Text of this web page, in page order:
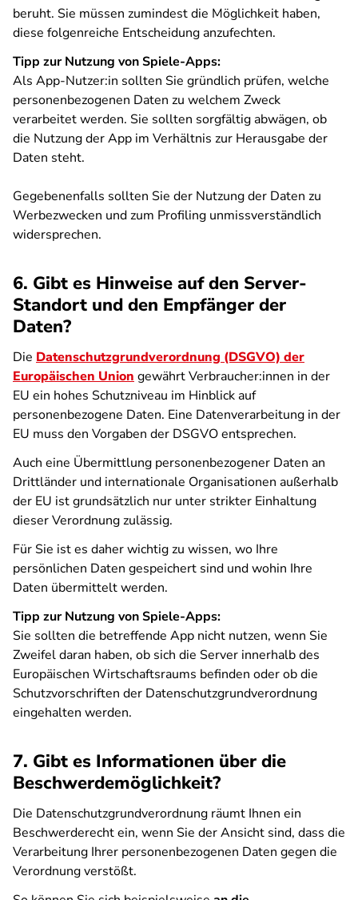
beruht. Sie müssen zumindest die Möglichkeit haben,
diese folgenreiche Entscheidung anzufechten.
Tipp zur Nutzung von Spiele-Apps:
Als App-Nutzer:in sollten Sie gründlich prüfen, welche
personenbezogenen Daten zu welchem Zweck
verarbeitet werden. Sie sollten sorgfältig abwägen, ob
die Nutzung der App im Verhältnis zur Herausgabe der
Daten steht.
Gegebenenfalls sollten Sie der Nutzung der Daten zu
Werbezwecken und zum Profiling unmissverständlich
widersprechen.
6. Gibt es Hinweise auf den Server-
Standort und den Empfänger der
Daten?
Die Datenschutzgrundverordnung (DSGVO) der
Europäischen Union gewährt Verbraucher:innen in der
EU ein hohes Schutzniveau im Hinblick auf
personenbezogene Daten. Eine Datenverarbeitung in der
EU muss den Vorgaben der DSGVO entsprechen.
Auch eine Übermittlung personenbezogener Daten an
Drittländer und internationale Organisationen außerhalb
der EU ist grundsätzlich nur unter strikter Einhaltung
dieser Verordnung zulässig.
Für Sie ist es daher wichtig zu wissen, wo Ihre
persönlichen Daten gespeichert sind und wohin Ihre
Daten übermittelt werden.
Tipp zur Nutzung von Spiele-Apps:
Sie sollten die betreffende App nicht nutzen, wenn Sie
Zweifel daran haben, ob sich die Server innerhalb des
Europäischen Wirtschaftsraums befinden oder ob die
Schutzvorschriften der Datenschutzgrundverordnung
eingehalten werden.
7. Gibt es Informationen über die
Beschwerdemöglichkeit?
Die Datenschutzgrundverordnung räumt Ihnen ein
Beschwerderecht ein, wenn Sie der Ansicht sind, dass die
Verarbeitung Ihrer personenbezogenen Daten gegen die
Verordnung verstößt.